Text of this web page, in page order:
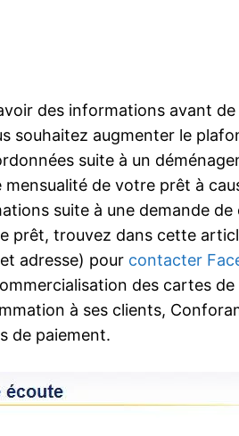
des informations avant
souhaitez augmenter le
suite à un
de votre prêt à
suite à une demande de
prêt, trouvez dans cette
adresse) pour contacter
des cartes
à ses clients,
de paiement.